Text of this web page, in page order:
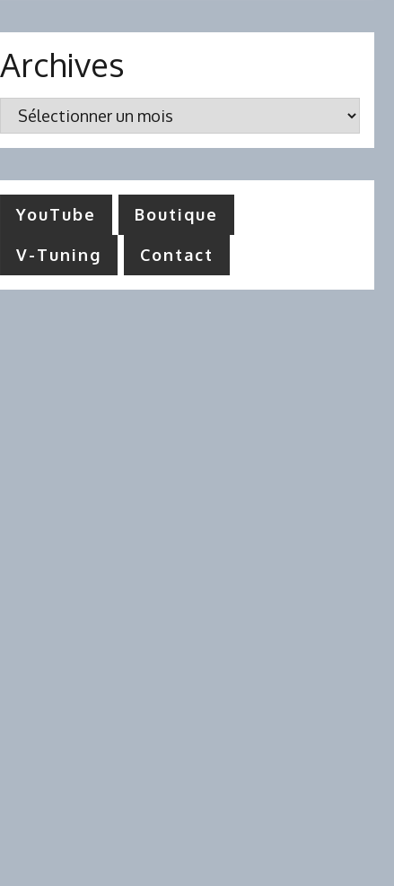
Archives
Archives
YouTube Boutique
V-Tuning Contact